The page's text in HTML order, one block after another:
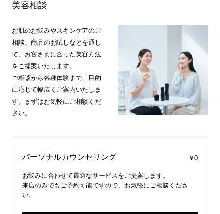
美容相談
お肌のお悩みやスキンケアのご
相談、商品のお試しなどを通し
て、お客さまに合った美容方法
をご提案いたします。
ご相談から各種体験まで、目的
に応じて幅広くご案内いたしま
す。まずはお気軽にご相談くだ
さい。
パーソナルカウンセリング ￥0
お悩みに合わせて最適なサービスをご提案します。
来店のみでもご予約可能ですので、お気軽にご相談くださ
い。